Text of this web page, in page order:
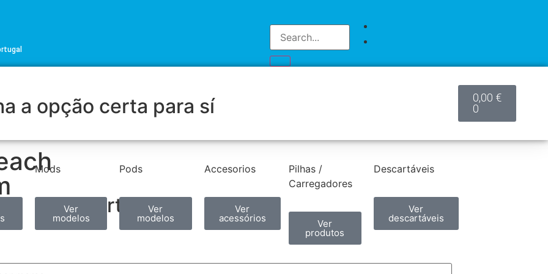
a opção certa para sí
Mods
Ver
modelos
Pods
Ver
modelos
Accesorios
Ver
acessórios
Pilhas /
Carregadores
Ver
produtos
Descartáveis
Ver
descartáveis
0,00 €
0
Partilhar